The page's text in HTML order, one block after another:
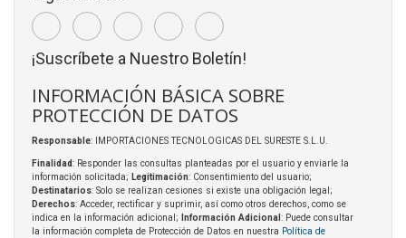
¡Suscríbete a Nuestro Boletín!
INFORMACIÓN BÁSICA SOBRE
PROTECCIÓN DE DATOS
Responsable: IMPORTACIONES TECNOLOGICAS DEL SURESTE S.L.U.
Finalidad: Responder las consultas planteadas por el usuario y enviarle la
información solicitada; Legitimación: Consentimiento del usuario;
Destinatarios: Solo se realizan cesiones si existe una obligación legal;
Derechos: Acceder, rectificar y suprimir, así como otros derechos, como se
indica en la información adicional;
Información Adicional : Puede consultar
la información completa de Protección de Datos en nuestra Política de